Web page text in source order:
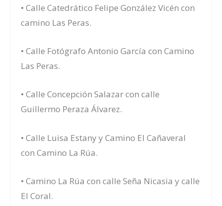
• Calle Catedrático Felipe González Vicén con
camino Las Peras.
• Calle Fotógrafo Antonio García con Camino
Las Peras.
• Calle Concepción Salazar con calle
Guillermo Peraza Álvarez.
• Calle Luisa Estany y Camino El Cañaveral
con Camino La Rúa.
• Camino La Rúa con calle Seña Nicasia y calle
El Coral.